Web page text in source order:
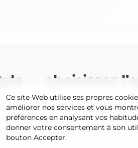
— choisissez
de miroirs pour s’adapter
une lueur chaude pour une ambiance
l’élégance classique, notre miroir
Ce site Web utilise ses propres
améliorer nos services et vous
préférences en analysant vos
donner votre consentement à son
bouton Accepter.